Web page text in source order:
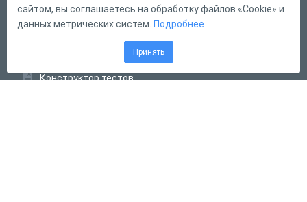
Форма обратной связи
Конструктор тестов
сайтом, вы соглашаетесь на обработку файлов «Cookie» и
данных метрических систем. Подробнее
Принять